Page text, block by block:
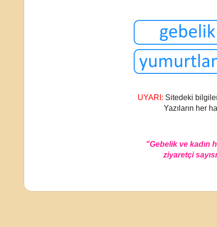
UYARI: Sitedeki
Yazıların her
"Gebelik ve kadın
ziyaretçi